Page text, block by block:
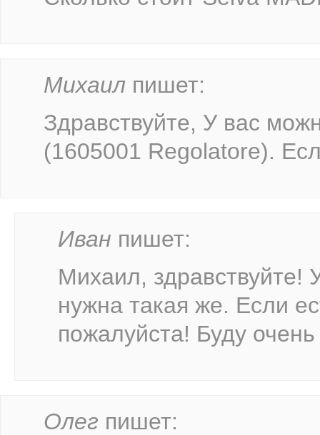
Михаил пишет:
Здравствуйте, У вас
(1605001 Regolatore).
Иван пишет:
Михаил, здравствуйте!
нужна такая же. Если
пожалуйста! Буду
Олег пишет: